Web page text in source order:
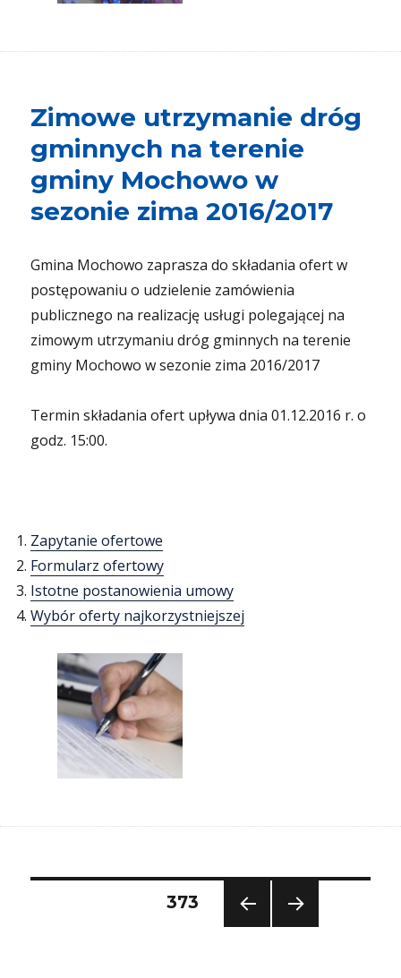
Zimowe utrzymanie dróg
gminnych na terenie
gminy Mochowo w
sezonie zima 2016/2017
Gmina Mochowo zaprasza do składania ofert w
postępowaniu o udzielenie zamówienia
publicznego na realizację usługi polegającej na
zimowym utrzymaniu dróg gminnych na terenie
gminy Mochowo w sezonie zima 2016/2017
Termin składania ofert upływa dnia 01.12.2016 r. o
godz. 15:00.
Zapytanie ofertowe
Formularz ofertowy
Istotne postanowienia umowy
Wybór oferty najkorzystniejszej
Stronicowanie
STRONA373